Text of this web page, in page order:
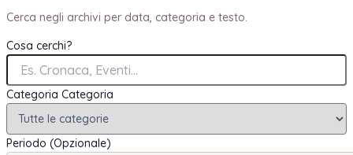
Cerca negli archivi per data, categoria e testo.
Cosa cerchi?
Categoria Categoria
Periodo (Opzionale)